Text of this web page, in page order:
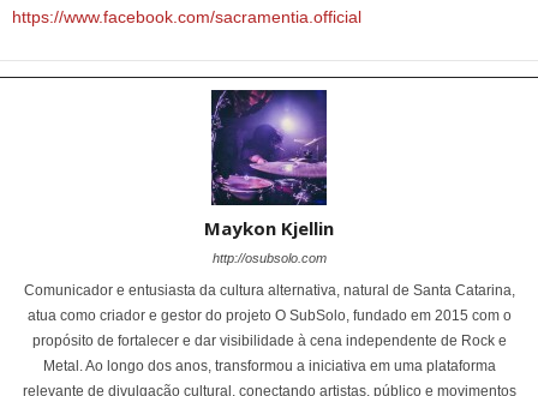
https://www.facebook.com/sacramentia.official
Maykon Kjellin
http://osubsolo.com
Comunicador e entusiasta da cultura alternativa, natural de Santa Catarina,
atua como criador e gestor do projeto O SubSolo, fundado em 2015 com o
propósito de fortalecer e dar visibilidade à cena independente de Rock e
Metal. Ao longo dos anos, transformou a iniciativa em uma plataforma
relevante de divulgação cultural, conectando artistas, público e movimentos